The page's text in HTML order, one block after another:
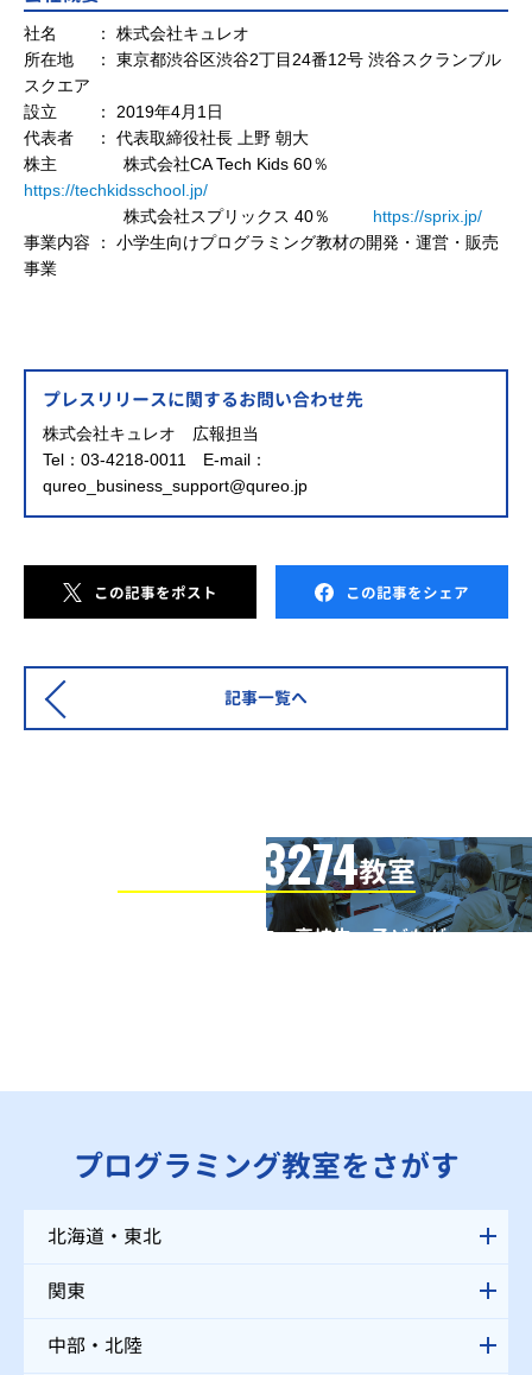
社名 ： 株式会社キュレオ
所在地 ： 東京都渋谷区渋谷2丁目24番12号 渋谷スクランブル
スクエア
設立 ： 2019年4月1日
代表者 ： 代表取締役社長 上野 朝大
株主 株式会社CA Tech Kids 60％
https://techkidsschool.jp/
株式会社スプリックス 40％ https://sprix.jp/
事業内容 ： 小学生向けプログラミング教材の開発・運営・販売
事業
プレスリリースに関するお問い合わせ先
株式会社キュレオ 広報担当
Tel：03-4218-0011 E-mail：
qureo_business_support@qureo.jp
この記事をポスト この記事をシェア
記事一覧へ
3274教室
全国の小学生・中学生・高校生・子どもが
プログラミング教室をさがす
北海道・東北
関東
中部・北陸